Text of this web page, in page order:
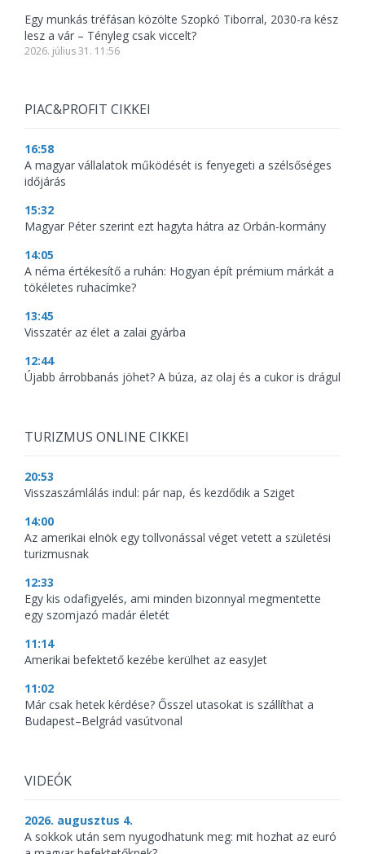
Egy munkás tréfásan közölte Szopkó Tiborral, 2030-ra kész
lesz a vár – Tényleg csak viccelt?
2026. július 31. 11:56
PIAC&PROFIT CIKKEI
16:58
A magyar vállalatok működését is fenyegeti a szélsőséges
időjárás
15:32
Magyar Péter szerint ezt hagyta hátra az Orbán-kormány
14:05
A néma értékesítő a ruhán: Hogyan épít prémium márkát a
tökéletes ruhacímke?
13:45
Visszatér az élet a zalai gyárba
12:44
Újabb árrobbanás jöhet? A búza, az olaj és a cukor is drágul
TURIZMUS ONLINE CIKKEI
20:53
Visszaszámlálás indul: pár nap, és kezdődik a Sziget
14:00
Az amerikai elnök egy tollvonással véget vetett a születési
turizmusnak
12:33
Egy kis odafigyelés, ami minden bizonnyal megmentette
egy szomjazó madár életét
11:14
Amerikai befektető kezébe kerülhet az easyJet
11:02
Már csak hetek kérdése? Ősszel utasokat is szállíthat a
Budapest–Belgrád vasútvonal
VIDEÓK
2026. augusztus 4.
A sokkok után sem nyugodhatunk meg: mit hozhat az euró